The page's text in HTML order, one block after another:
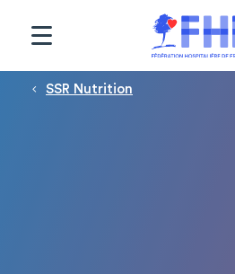
Fil d'Ariane
SSR Nutrition
Panneau de gestion des cookies